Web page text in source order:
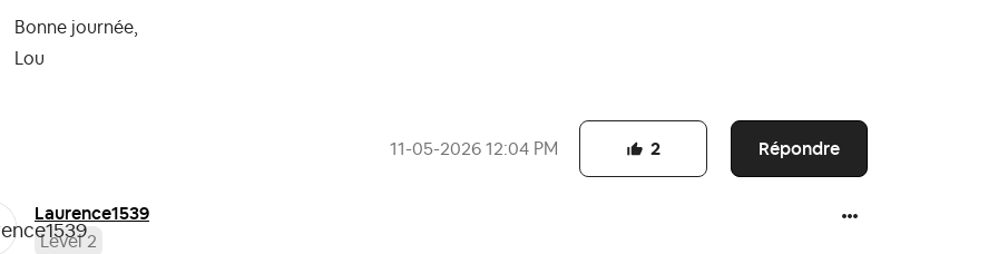
Bonne journée,
Lou
‎11-05-2026 12:04 PM Répondre
2
Laurence1539
Level 2